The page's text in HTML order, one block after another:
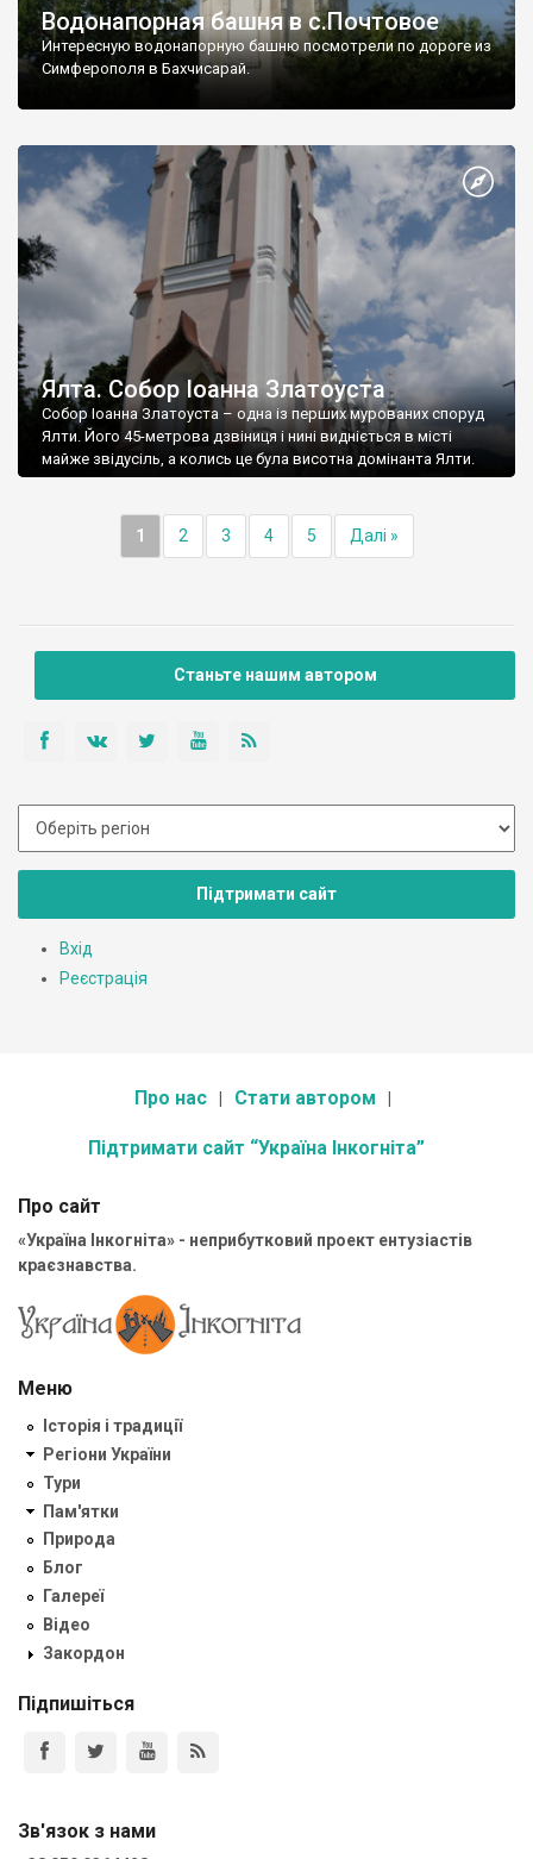
Водонапорная башня в с.Почтовое
Интересную водонапорную башню посмотрели по дороге из
Симферополя в Бахчисарай.
Ялта. Собор Іоанна Златоуста
Собор Іоанна Златоуста – одна із перших мурованих споруд
Ялти. Його 45-метрова дзвіниця і нині видніється в місті
майже звідусіль, а колись це була висотна домінанта Ялти.
1 2 3 4 5 Далі »
Станьте нашим автором
Підтримати сайт
Вхід
Реєстрація
Про нас Стати автором
Підтримати сайт “Україна Інкогніта”
Про сайт
«Україна Інкогніта» - неприбутковий проект ентузіастів
краєзнавства.
Меню
Історія і традиції
Регіони України
Тури
Пам'ятки
Природа
Блог
Галереї
Відео
Закордон
Підпишіться
Зв'язок з нами